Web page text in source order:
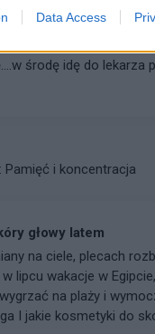
Data Access
się że mam Parkinsona :-
środę idę do lekarza
Pamięć i koncentracja
głowy latem
na ciele, plecach
w lipcu wakacje w
na plaży i
I jakie kosmetyki do